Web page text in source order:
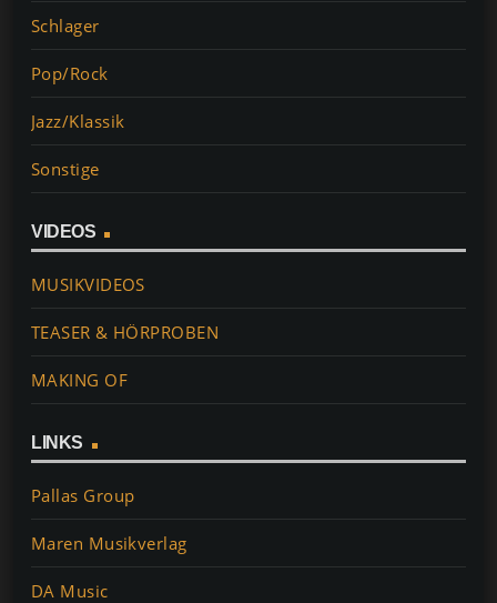
Schlager
Pop/Rock
Jazz/Klassik
Sonstige
VIDEOS
MUSIKVIDEOS
TEASER & HÖRPROBEN
MAKING OF
LINKS
Pallas Group
Maren Musikverlag
DA Music